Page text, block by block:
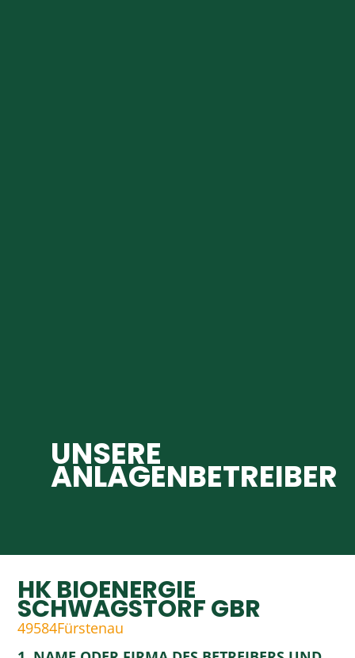
UNSERE
ANLAGENBETREIBER
HK BIOENERGIE
SCHWAGSTORF GBR
49584Fürstenau